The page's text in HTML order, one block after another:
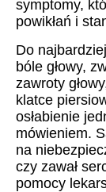
symptomy,
powikłań i
Do
bóle głowy,
zawroty
klatce
osłabienie
mówieniem.
na
czy zawał
pomocy